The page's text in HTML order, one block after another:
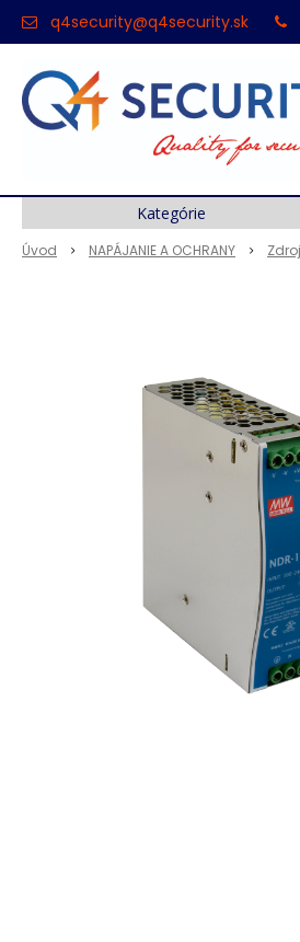
q4security@q4security.sk
Úvod NAPÁJANIE A OCHRANY
Kategórie